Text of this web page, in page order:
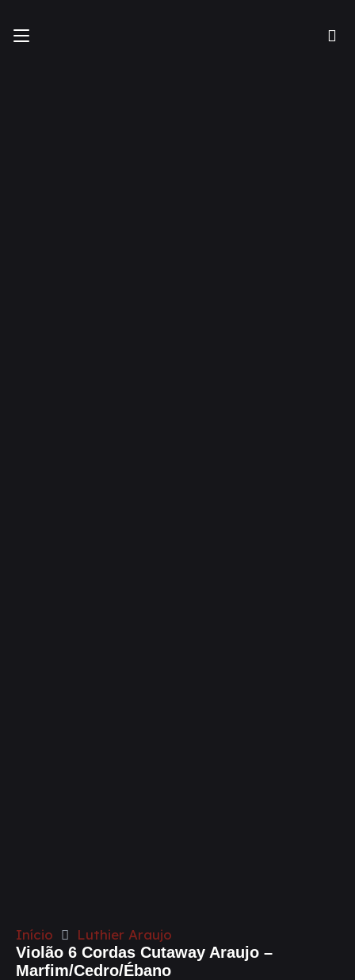
Início Luthier Araujo
Violão 6 Cordas Cutaway Araujo –
Marfim/Cedro/Ébano